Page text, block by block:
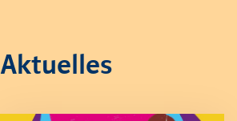
Aktuelles